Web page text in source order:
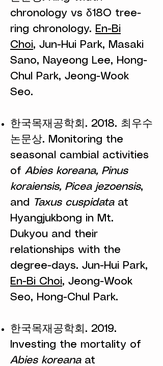
chronology vs δ18O tree-
ring chronology. En-Bi
Choi, Jun-Hui Park, Masaki
Sano, Nayeong Lee, Hong-
Chul Park, Jeong-Wook
Seo.
한국목재공학회. 2018. 최우수
논문상. Monitoring the
seasonal cambial activities
of Abies koreana, Pinus
koraiensis, Picea jezoensis,
and
Taxus cuspidataat
Hyangjukbong in Mt.
Dukyou and their
relationships with the
degree-days. Jun-Hui Park,
En-Bi Choi, Jeong-Wook
Seo, Hong-Chul Park.
한국목재공학회. 2019.
Investing the mortality of
Abies koreanaat